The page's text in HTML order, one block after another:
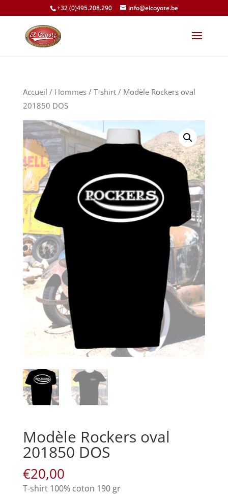
+32 (0)495.208.290 info@elcoyote.be
Accueil / Hommes/ T-shirt/ Modèle Rockers oval
201850 DOS
Modèle Rockers oval
201850 DOS
€20,00
T-shirt 100% coton 190 gr